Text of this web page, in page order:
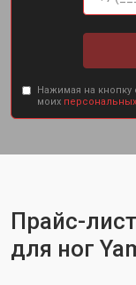
Нажимая на кнопку
моих
Прайс-
для ног